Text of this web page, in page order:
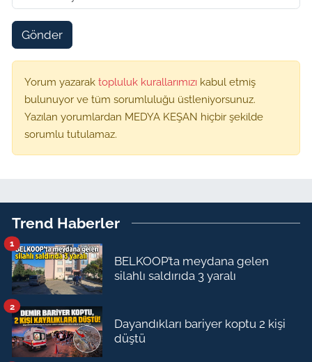
Gönder
Yorum yazarak topluluk kurallarımızı kabul etmiş
bulunuyor ve tüm sorumluluğu üstleniyorsunuz.
Yazılan yorumlardan MEDYA KEŞAN hiçbir şekilde
sorumlu tutulamaz.
Trend Haberler
BELKOOP’ta meydana gelen
silahlı saldırıda 3 yaralı
1
Dayandıkları bariyer koptu 2 kişi
düştü
2